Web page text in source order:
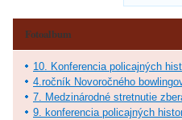
Fotoalbum
10. Konferencia policajných
4.ročník Novoročného
7. Medzinárodné stretnutie
9. konferencia policajných